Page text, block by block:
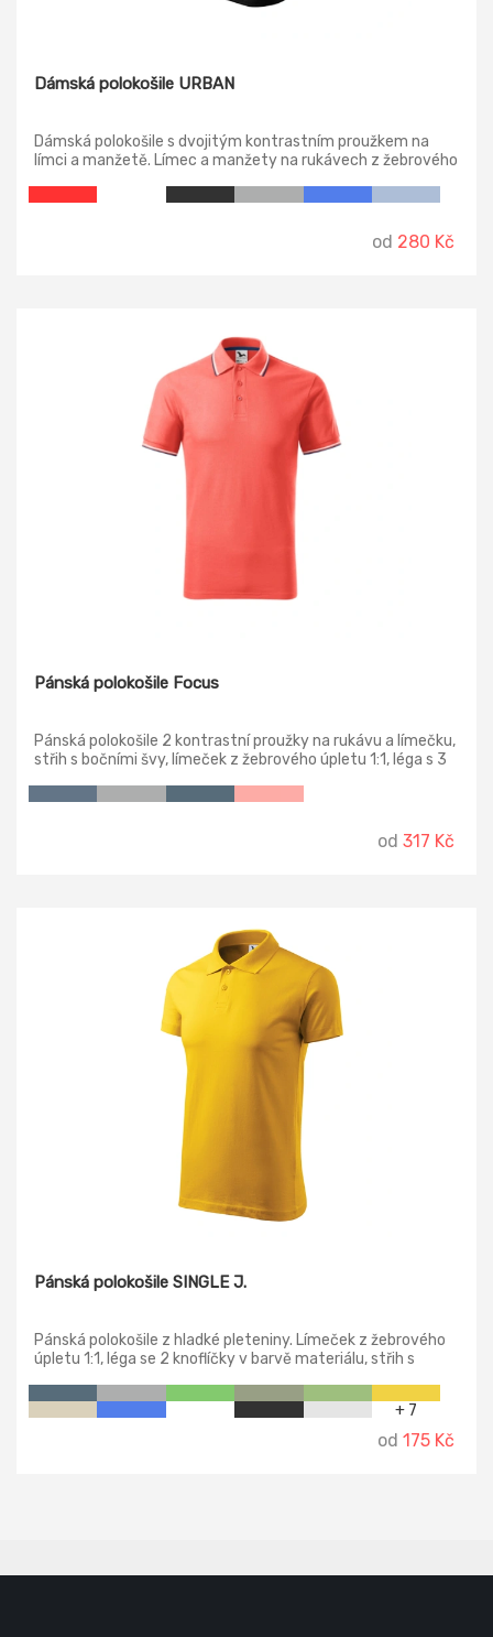
Dámská polokošile URBAN
Dámská polokošile s dvojitým kontrastním proužkem na
límci a manžetě. Límec a manžety na rukávech z žebrového
od 280 Kč
Pánská polokošile Focus
Pánská polokošile 2 kontrastní proužky na rukávu a límečku,
střih s bočními švy, límeček z žebrového úpletu 1:1, léga s 3
od 317 Kč
Pánská polokošile SINGLE J.
Pánská polokošile z hladké pleteniny. Límeček z žebrového
úpletu 1:1, léga se 2 knoflíčky v barvě materiálu, střih s
+ 7
od 175 Kč